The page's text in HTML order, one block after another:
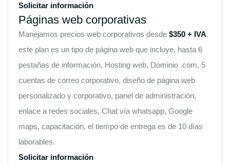
Solicitar información
Páginas web corporativas
Manejamos precios web corporativos desde $350 + IVA.
este plan es un tipo de página web que incluye, hasta 6
pestañas de información, Hosting web, Dominio .com, 5
cuentas de correo corporativo, diseño de página web
personalizado y corporativo, panel de administración,
enlace a redes sociales, Chat vía whatsapp, Google
maps, capacitación, el tiempo de entrega es de 10 días
laborables.
Solicitar información